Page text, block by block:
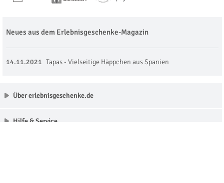
Neues aus dem Erlebnisgeschenke-Magazin
14.11.2021 Tapas - Vielseitige Häppchen aus Spanien
Über erlebnisgeschenke.de
Hilfe & Service